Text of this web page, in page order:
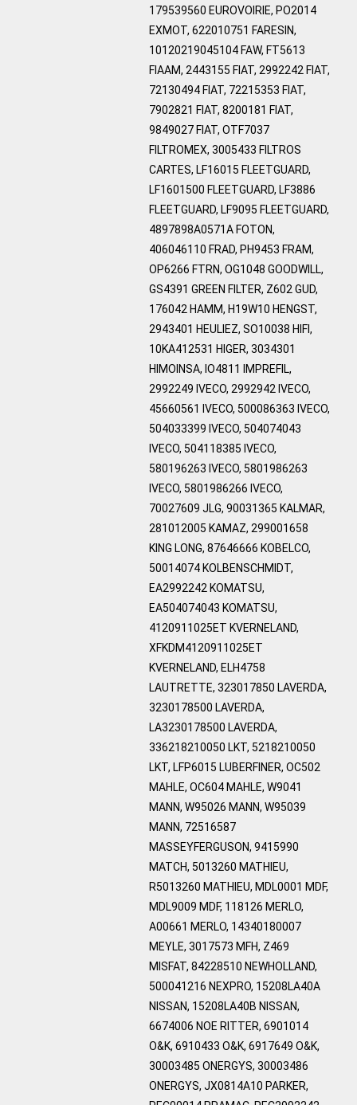
179539560 EUROVOIRIE, PO2014
EXMOT, 622010751 FARESIN,
10120219045104 FAW, FT5613
FIAAM, 2443155 FIAT, 2992242 FIAT,
72130494 FIAT, 72215353 FIAT,
7902821 FIAT, 8200181 FIAT,
9849027 FIAT, OTF7037
FILTROMEX, 3005433 FILTROS
CARTES, LF16015 FLEETGUARD,
LF1601500 FLEETGUARD, LF3886
FLEETGUARD, LF9095 FLEETGUARD,
4897898A0571A FOTON,
406046110 FRAD, PH9453 FRAM,
OP6266 FTRN, OG1048 GOODWILL,
GS4391 GREEN FILTER, Z602 GUD,
176042 HAMM, H19W10 HENGST,
2943401 HEULIEZ, SO10038 HIFI,
10KA412531 HIGER, 3034301
HIMOINSA, IO4811 IMPREFIL,
2992249 IVECO, 2992942 IVECO,
45660561 IVECO, 500086363 IVECO,
504033399 IVECO, 504074043
IVECO, 504118385 IVECO,
580196263 IVECO, 5801986263
IVECO, 5801986266 IVECO,
70027609 JLG, 90031365 KALMAR,
281012005 KAMAZ, 299001658
KING LONG, 87646666 KOBELCO,
50014074 KOLBENSCHMIDT,
EA2992242 KOMATSU,
EA504074043 KOMATSU,
4120911025ET KVERNELAND,
XFKDM4120911025ET
KVERNELAND, ELH4758
LAUTRETTE, 323017850 LAVERDA,
3230178500 LAVERDA,
LA3230178500 LAVERDA,
336218210050 LKT, 5218210050
LKT, LFP6015 LUBERFINER, OC502
MAHLE, OC604 MAHLE, W9041
MANN, W95026 MANN, W95039
MANN, 72516587
MASSEYFERGUSON, 9415990
MATCH, 5013260 MATHIEU,
R5013260 MATHIEU, MDL0001 MDF,
MDL9009 MDF, 118126 MERLO,
A00661 MERLO, 14340180007
MEYLE, 3017573 MFH, Z469
MISFAT, 84228510 NEWHOLLAND,
500041216 NEXPRO, 15208LA40A
NISSAN, 15208LA40B NISSAN,
6674006 NOE RITTER, 6901014
O&K, 6910433 O&K, 6917649 O&K,
30003485 ONERGYS, 30003486
ONERGYS, JX0814A10 PARKER,